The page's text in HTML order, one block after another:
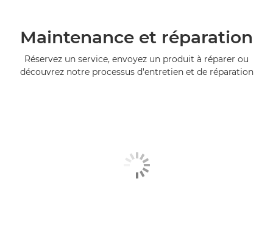
Maintenance et réparation
Réservez un service, envoyez un produit à réparer ou
découvrez notre processus d'entretien et de réparation